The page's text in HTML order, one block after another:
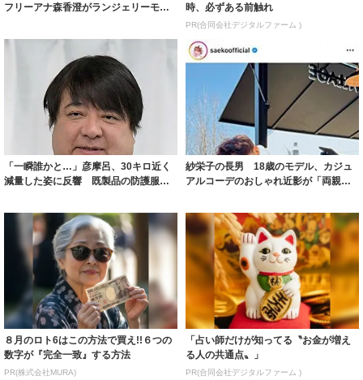
フリーアナ森香澄がランジェリーモデ
時、必ずある前触れ
PR(合同会社デジタルファーム )
「一瞬誰かと…」彦摩呂、30キロ近く
減量した姿に反響 既製品の防護服が
紗栄子の長男 18歳のモデル、カジュ
アルコーデのおしゃれ近影が「両親の
８月のロト6はこの方法で買え!!６つの
数字が『完全一致』する方法
PR(株式会社MURA)
「占い師だけが知ってる〝お金が増え
る人の共通点〟」
PR(合同会社デジタルファーム )